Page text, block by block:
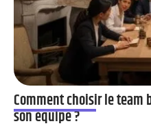
Comment choisir le
son équipe ?